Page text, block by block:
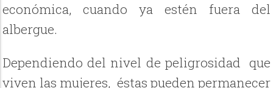
económica, cuando ya estén fuera del
albergue.
Dependiendo del nivel de peligrosidad que
viven las mujeres, éstas pueden permanecer